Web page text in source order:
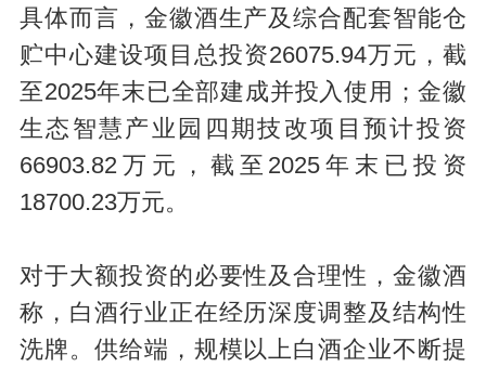
具体而言，金徽酒生产及综合配套智能仓
贮中心建设项目总投资26075.94万元，截
至2025年末已全部建成并投入使用；金徽
生态智慧产业园四期技改项目预计投资
66903.82万元，截至2025年末已投资
18700.23万元。
对于大额投资的必要性及合理性，金徽酒
称，白酒行业正在经历深度调整及结构性
洗牌。供给端，规模以上白酒企业不断提